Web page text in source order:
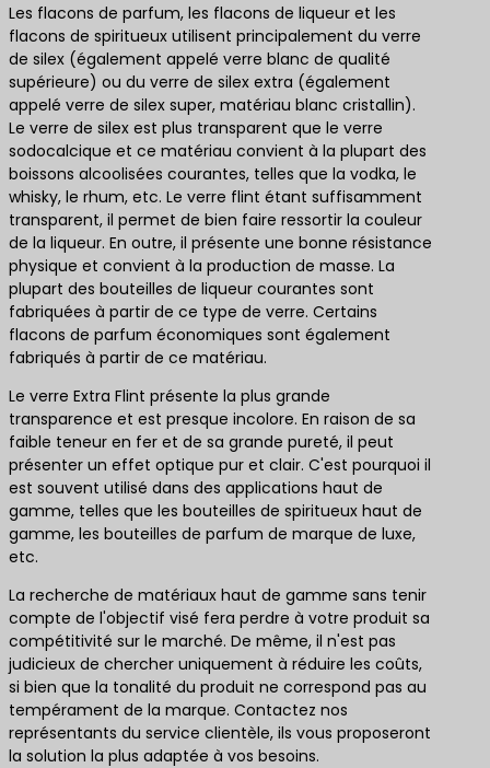
Les flacons de parfum, les flacons de liqueur et les
flacons de spiritueux utilisent principalement du verre
de silex (également appelé verre blanc de qualité
supérieure) ou du verre de silex extra (également
appelé verre de silex super, matériau blanc cristallin).
Le verre de silex est plus transparent que le verre
sodocalcique et ce matériau convient à la plupart des
boissons alcoolisées courantes, telles que la vodka, le
whisky, le rhum, etc. Le verre flint étant suffisamment
transparent, il permet de bien faire ressortir la couleur
de la liqueur. En outre, il présente une bonne résistance
physique et convient à la production de masse. La
plupart des bouteilles de liqueur courantes sont
fabriquées à partir de ce type de verre. Certains
flacons de parfum économiques sont également
fabriqués à partir de ce matériau.
Le verre Extra Flint présente la plus grande
transparence et est presque incolore. En raison de sa
faible teneur en fer et de sa grande pureté, il peut
présenter un effet optique pur et clair. C'est pourquoi il
est souvent utilisé dans des applications haut de
gamme, telles que les bouteilles de spiritueux haut de
gamme, les bouteilles de parfum de marque de luxe,
etc.
La recherche de matériaux haut de gamme sans tenir
compte de l'objectif visé fera perdre à votre produit sa
compétitivité sur le marché. De même, il n'est pas
judicieux de chercher uniquement à réduire les coûts,
si bien que la tonalité du produit ne correspond pas au
tempérament de la marque. Contactez nos
représentants du service clientèle, ils vous proposeront
la solution la plus adaptée à vos besoins.